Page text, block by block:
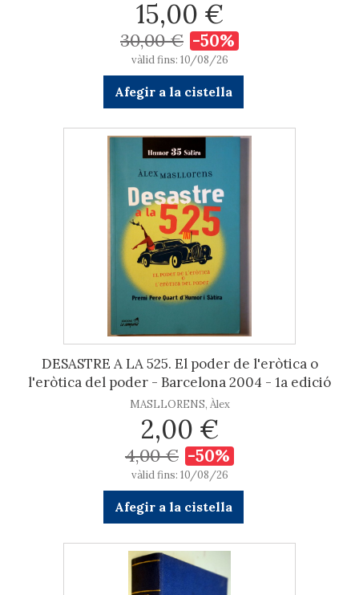
15,00 €
30,00 € -50%
vàlid fins: 10/08/26
Afegir a la cistella
DESASTRE A LA 525. El poder de l'eròtica o
l'eròtica del poder - Barcelona 2004 - 1a edició
MASLLORENS, Àlex
2,00 €
4,00 € -50%
vàlid fins: 10/08/26
Afegir a la cistella